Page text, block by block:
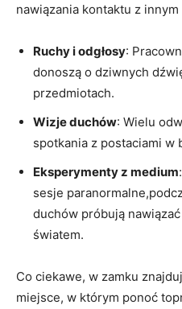
nawiązania‌ kontaktu z
Ruchy i odgłosy:
donoszą o dziwnych
przedmiotach.
Wizje duchów:‌ Wielu
spotkania z postaciami ‌w
Eksperymenty⁤ z medium
​sesje
duchów próbują
światem.
Co ciekawe,‍ w ⁣zamku
miejsce, w którym ponoć